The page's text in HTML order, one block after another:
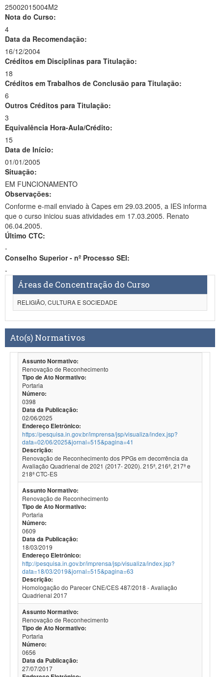
25002015004M2
Nota do Curso:
4
Data da Recomendação:
16/12/2004
Créditos em Disciplinas para Titulação:
18
Créditos em Trabalhos de Conclusão para Titulação:
6
Outros Créditos para Titulação:
3
Equivalência Hora-Aula/Crédito:
15
Data de Início:
01/01/2005
Situação:
EM FUNCIONAMENTO
Observações:
Conforme e-mail enviado à Capes em 29.03.2005, a IES informa
que o curso iniciou suas atividades em 17.03.2005. Renato
06.04.2005.
Último CTC:
-
Conselho Superior - nº Processo SEI:
-
Áreas de Concentração do Curso
RELIGIÃO, CULTURA E SOCIEDADE
Ato(s) Normativos
Assunto Normativo:
Renovação de Reconhecimento
Tipo de Ato Normativo:
Portaria
Número:
0398
Data da Publicação:
02/06/2025
Endereço Eletrônico:
https://pesquisa.in.gov.br/imprensa/jsp/visualiza/index.jsp?
data=02/06/2025&jornal=515&pagina=41
Descrição:
Renovação de Reconhecimento dos PPGs em decorrência da
Avaliação Quadrienal de 2021 (2017- 2020). 215ª, 216ª, 217ª e
218ª CTC-ES
Assunto Normativo:
Renovação de Reconhecimento
Tipo de Ato Normativo:
Portaria
Número:
0609
Data da Publicação:
18/03/2019
Endereço Eletrônico:
http://pesquisa.in.gov.br/imprensa/jsp/visualiza/index.jsp?
data=18/03/2019&jornal=515&pagina=63
Descrição:
Homologação do Parecer CNE/CES 487/2018 - Avaliação
Quadrienal 2017
Assunto Normativo:
Renovação de Reconhecimento
Tipo de Ato Normativo:
Portaria
Número:
0656
Data da Publicação:
27/07/2017